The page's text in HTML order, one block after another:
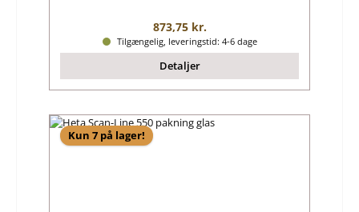
Almindelig pris:
873,75 kr.
Tilgængelig, leveringstid: 4-6 dage
Detaljer
Kun 7 på lager!